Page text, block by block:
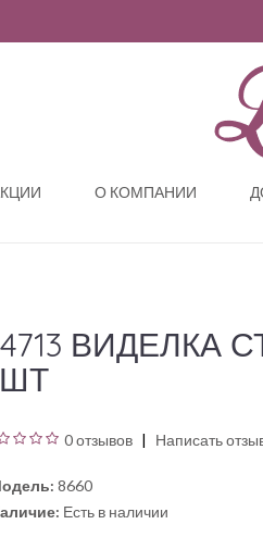
О КОМПАНИИ
ВИДЕЛКА
0 отзывов Написать
8660
Есть в наличии